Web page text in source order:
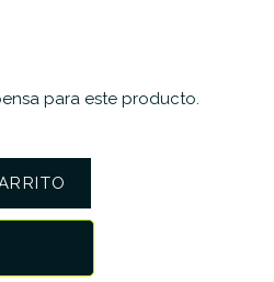
para este producto.